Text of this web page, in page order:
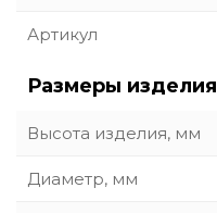
Артикул
Размеры изделия
Высота изделия, мм
Диаметр, мм